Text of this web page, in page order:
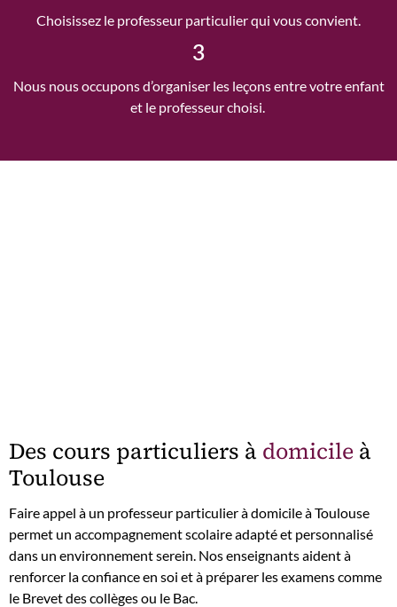
Choisissez le professeur particulier qui vous convient.
3
Nous nous occupons d’organiser les leçons entre votre enfant
et le professeur choisi.
Des cours particuliers à domicile à
Toulouse
Faire appel à un professeur particulier à domicile à Toulouse
permet un accompagnement scolaire adapté et personnalisé
dans un environnement serein. Nos enseignants aident à
renforcer la confiance en soi et à préparer les examens comme
le Brevet des collèges ou le Bac.